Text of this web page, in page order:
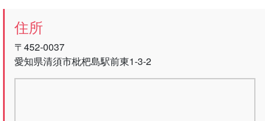
住所
〒452-0037
愛知県清須市枇杷島駅前東1-3-2